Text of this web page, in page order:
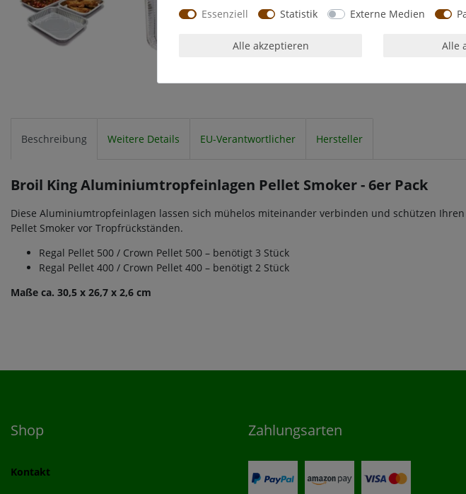
Beschreibung Weitere Details EU-Verantwortlicher Hersteller
Broil King Aluminiumtropfeinlagen Pellet Smoker - 6er Pack
Diese Aluminiumtropfeinlagen lassen sich mühelos miteinander verbinden und schützen
Pellet Smoker vor Tropfrückständen.
Regal Pellet 500 / Crown Pellet 500 – benötigt 3 Stück
Regal Pellet 400 / Crown Pellet 400 – benötigt 2 Stück
Maße ca. 30,5 x 26,7 x 2,6 cm
Shop
Kontakt
Zahlungsarten
Essenziell
Statistik Externe Medien
Alle akzeptieren Alle